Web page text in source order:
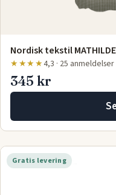
Nordisk tekstil
★★★★4,3 · 25 anmeldelser
345 kr
Gratis levering